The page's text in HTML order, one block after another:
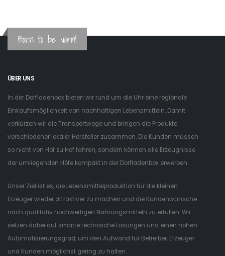
Born to be vorn!
ÜBER UNS
In der Dorfladenbox bieten wir rund um die Uhr eine regionale
Einkaufsmöglichkeit von nachhaltigen Lebensmitteln. Damit
verkürzen wir die Transportwege und bringen die Produkte
verschiedener lokaler Hersteller zusammen. Die Kunden müssen
so nicht von Hof zu Hof fahren, sondern können alle Erzeugnisse
der umliegenden Höfe kompakt in der Dorfladenbox erwerben.
Unser Ziel ist es, die Lebensmittelproduktion für die kleinen
Erzeuger wieder attraktiver zu machen und die Kundenwünsche
nach qualitativ hochwertigen Nahrungsmitteln zu erfüllen. Wir
setzen dabei auf smarte technische Lösungen und einen hohen
Automatisierungsgrad, um den Aufwand für Betreiber, Erzeuger
und Kunden möglichst gering zu halten.